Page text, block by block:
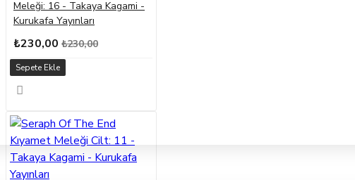
Meleği: 16 - Takaya Kagami -
Kurukafa Yayınları
₺230,00 ₺230,00
Sepete Ekle